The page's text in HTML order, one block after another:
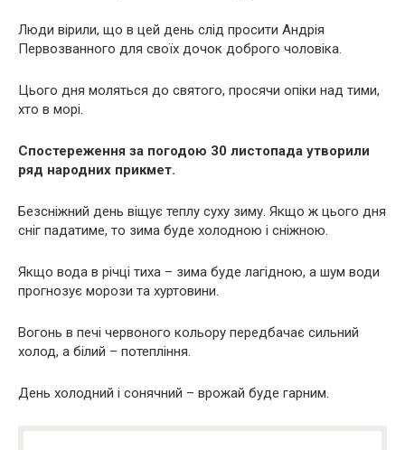
Люди вірили, що в цей день слід просити Андрія
Первозванного для своїх дочок доброго чоловіка.
Цього дня моляться до святого, просячи опіки над тими,
хто в морі.
Спостереження за погодою 30 листопада утворили
ряд народних прикмет.
Безсніжний день віщує теплу суху зиму. Якщо ж цього дня
сніг падатиме, то зима буде холодною і сніжною.
Якщо вода в річці тиха – зима буде лагідною, а шум води
прогнозує морози та хуртовини.
Вогонь в печі червоного кольору передбачає сильний
холод, а білий – потепління.
День холодний і сонячний – врожай буде гарним.